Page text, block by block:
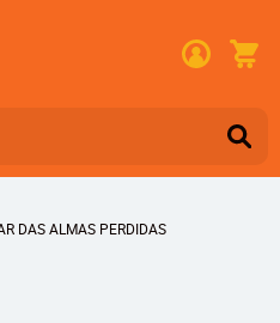
DAS ALMAS PERDIDAS